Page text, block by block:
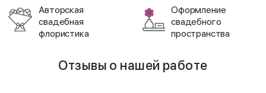
Авторская
свадебная
флористика
Оформление
свадебного
пространства
Отзывы о нашей работе